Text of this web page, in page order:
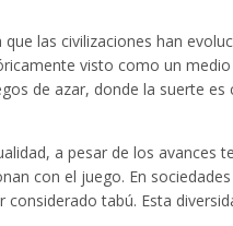
que las civilizaciones han
visto como un
de azar, donde la suerte
a pesar de los avances
con el juego. En
considerado tabú. Esta